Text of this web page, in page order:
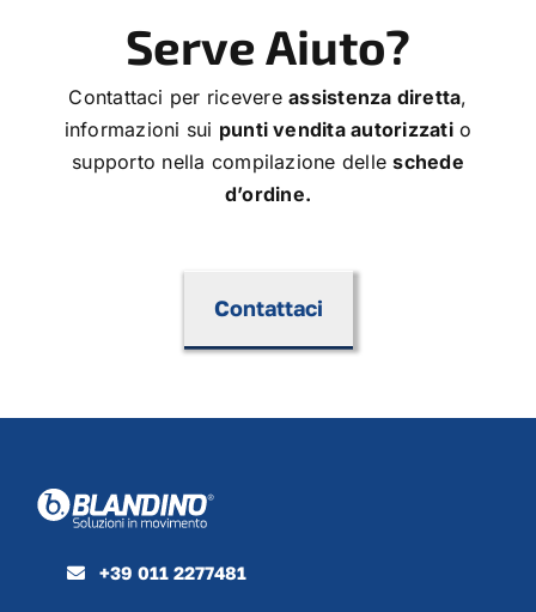
Serve Aiuto?
Contattaci per ricevereassistenza diretta,
informazioni sui punti vendita autorizzatio
supporto nella compilazione delleschede
d’ordine.
Contattaci
+39 011 2277481